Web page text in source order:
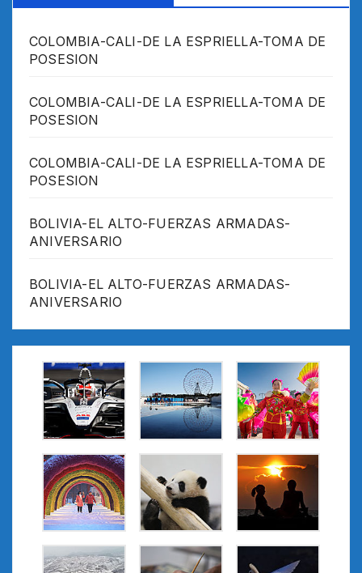
COLOMBIA-CALI-DE LA ESPRIELLA-TOMA DE
POSESION
COLOMBIA-CALI-DE LA ESPRIELLA-TOMA DE
POSESION
COLOMBIA-CALI-DE LA ESPRIELLA-TOMA DE
POSESION
BOLIVIA-EL ALTO-FUERZAS ARMADAS-
ANIVERSARIO
BOLIVIA-EL ALTO-FUERZAS ARMADAS-
ANIVERSARIO